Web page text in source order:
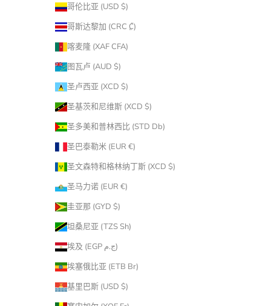
哥伦比亚 (USD $)
哥斯达黎加 (CRC ₡)
喀麦隆 (XAF CFA)
图瓦卢 (AUD $)
圣卢西亚 (XCD $)
圣基茨和尼维斯 (XCD $)
圣多美和普林西比 (STD Db)
圣巴泰勒米 (EUR €)
圣文森特和格林纳丁斯 (XCD $)
圣马力诺 (EUR €)
圭亚那 (GYD $)
坦桑尼亚 (TZS Sh)
埃及 (EGP ج.م)
埃塞俄比亚 (ETB Br)
基里巴斯 (USD $)